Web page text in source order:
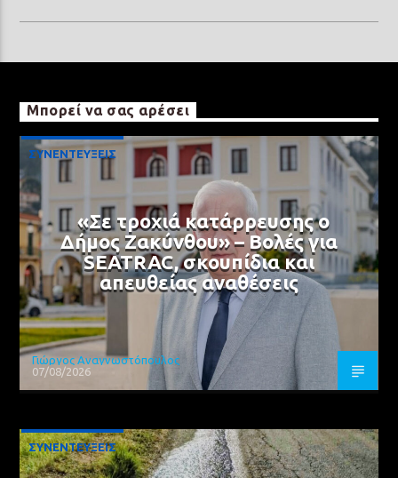
Μπορεί να σας αρέσει
ΣΥΝΕΝΤΕΥΞΕΙΣ
«Σε τροχιά κατάρρευσης ο
Δήμος Ζακύνθου» – Βολές για
SEATRAC, σκουπίδια και
απευθείας αναθέσεις
Γιώργος Αναγνωστόπουλος
07/08/2026
ΣΥΝΕΝΤΕΥΞΕΙΣ